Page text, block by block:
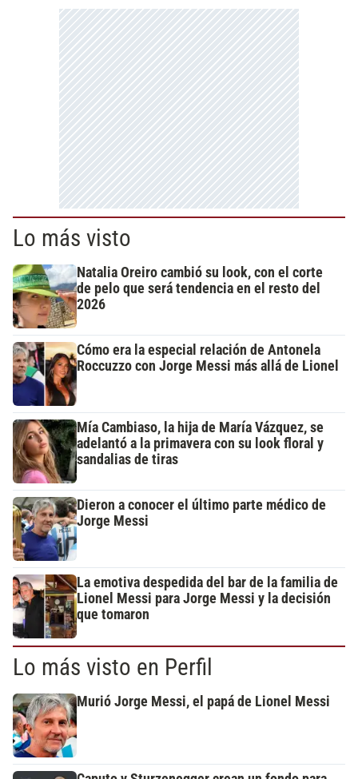
Lo más visto
Natalia Oreiro cambió su look, con el corte
de pelo que será tendencia en el resto del
2026
Cómo era la especial relación de Antonela
Roccuzzo con Jorge Messi más allá de Lionel
Mía Cambiaso, la hija de María Vázquez, se
adelantó a la primavera con su look floral y
sandalias de tiras
Dieron a conocer el último parte médico de
Jorge Messi
La emotiva despedida del bar de la familia de
Lionel Messi para Jorge Messi y la decisión
que tomaron
Lo más visto en Perfil
Murió Jorge Messi, el papá de Lionel Messi